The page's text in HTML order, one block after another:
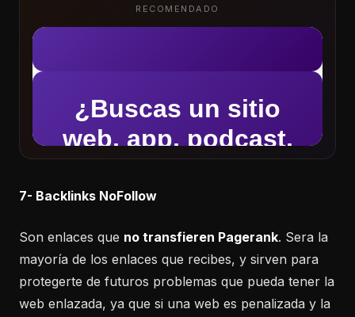
RECOMENDADO
7- Backlinks NoFollow
Son enlaces que no transfieren Pagerank. Sera la
mayoría de los enlaces que recibes, y sirven para
protegerte de futuros problemas que pueda tener la
web enlazada, ya que si una web es penalizada y la